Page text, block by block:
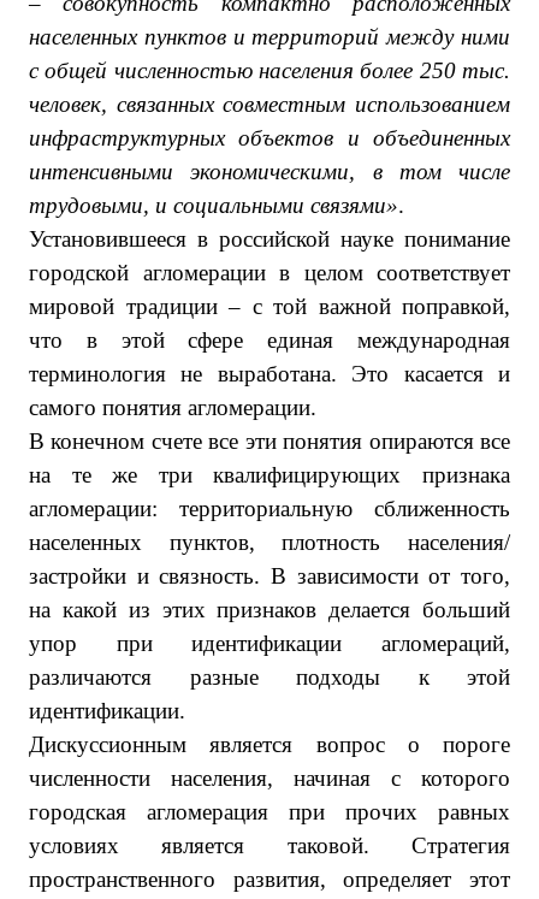
населенных пунктов и территорий между ними
с общей численностью населения более 250 тыс.
человек, связанных совместным использованием
инфраструктурных объектов и объединенных
интенсивными экономическими, в том числе
трудовыми, и социальными связями».
Установившееся в российской науке понимание
городской агломерации в целом соответствует
мировой традиции – с той важной поправкой,
что в этой сфере единая международная
терминология не выработана. Это касается и
самого понятия агломерации.
В конечном счете все эти понятия опираются все
на те же три квалифицирующих признака
агломерации: территориальную сближенность
населенных пунктов, плотность населения/
застройки и связность. В зависимости от того,
на какой из этих признаков делается больший
упор при идентификации агломераций,
различаются разные подходы к этой
идентификации.
Дискуссионным является вопрос о пороге
численности населения, начиная с которого
городская агломерация при прочих равных
условиях является таковой. Стратегия
пространственного развития, определяет этот